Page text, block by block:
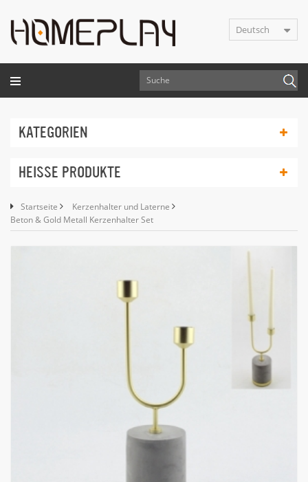
Deutsch
KATEGORIEN
HEISSE PRODUKTE
Startseite
Kerzenhalter und Laterne
Beton & Gold Metall Kerzenhalter Set